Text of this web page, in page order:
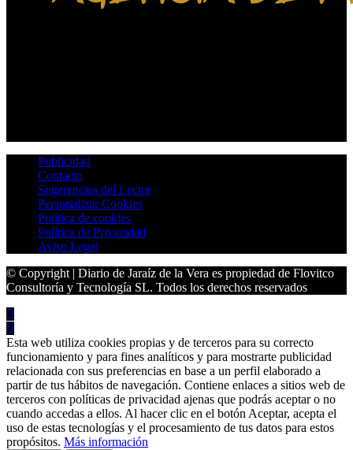
Publicidad
Contacto
Sugerencias del Lector
Personalizar Cookies
Política de cookies
Política de Privacidad
Aviso Legal
© Copyright | Diario de Jaraíz de la Vera es propiedad de Flovitco
Consultoría y Tecnología SL. Todos los derechos reservados
Esta web utiliza cookies propias y de terceros para su correcto
funcionamiento y para fines analíticos y para mostrarte publicidad
relacionada con sus preferencias en base a un perfil elaborado a
partir de tus hábitos de navegación. Contiene enlaces a sitios web de
terceros con políticas de privacidad ajenas que podrás aceptar o no
cuando accedas a ellos. Al hacer clic en el botón Aceptar, acepta el
uso de estas tecnologías y el procesamiento de tus datos para estos
propósitos. Más información